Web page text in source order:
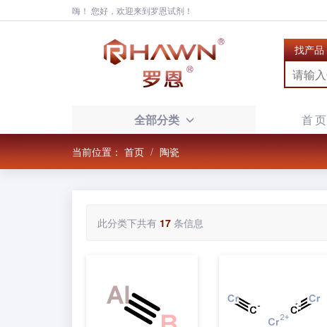
嗨！ 您好，欢迎来到罗恩试剂！
找产品
全部分类 首页
当前位置：首页 陶瓷
此分类下共有 17 条信息